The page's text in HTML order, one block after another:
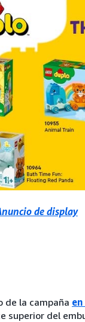
de display
de la campaña
superior del